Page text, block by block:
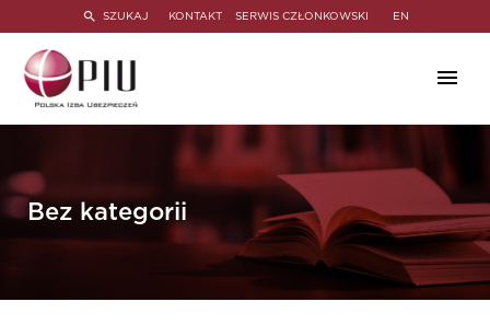
SZUKAJ KONTAKT SERWIS CZŁONKOWSKI EN
Bez kategorii